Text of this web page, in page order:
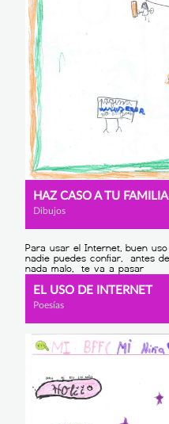
HAZ CASO A TU FAMILIA
Dibujos
EL USO DE INTERNET
Poesías